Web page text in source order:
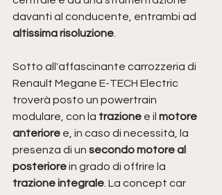
davanti al conducente, entrambi ad
altissima risoluzione
Sotto all'affascinante carrozzeria di
Renault Megane E-TECH Electric
troverà posto un powertrain
modulare, con la trazione e il motore
anteriore e, in caso di necessità, la
presenza di un secondo motore al
posteriore in grado di offrire la
trazione integrale . La concept car